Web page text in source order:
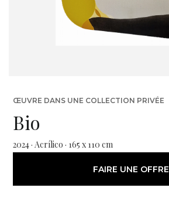
ŒUVRE DANS UNE COLLECTION PRIVÉE
Bio
2024 · Acrílico · 165 x 110 cm
FAIRE UNE OFFRE